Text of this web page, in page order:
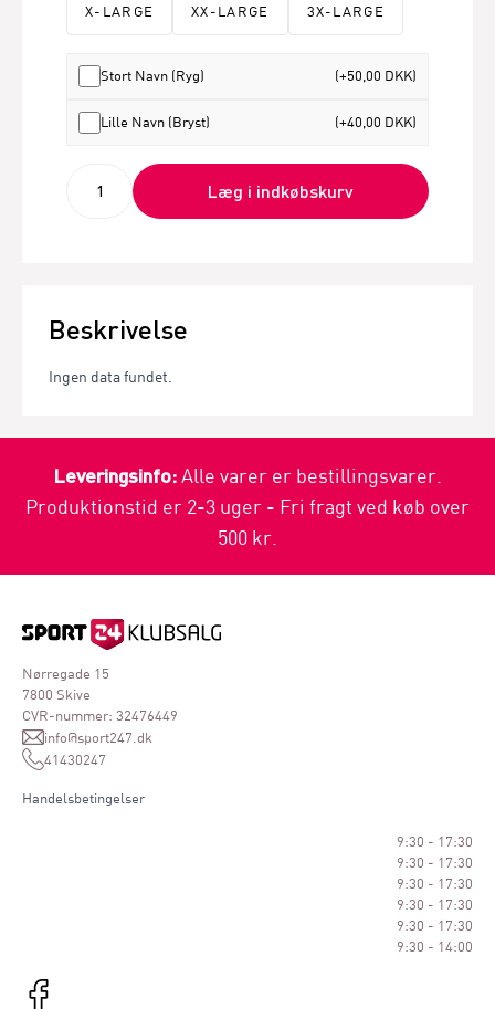
X-LARGE XX-LARGE 3X-LARGE
Stort Navn (Ryg) (+50,00 DKK)
Lille Navn (Bryst) (+40,00 DKK)
Læg i indkøbskurv
Beskrivelse
Ingen data fundet.
Leveringsinfo:Alle varer er bestillingsvarer.
Produktionstid er 2-3 uger - Fri fragt ved køb over
500 kr.
Nørregade 15
7800 Skive
CVR-nummer: 32476449
info@sport247.dk
41430247
Handelsbetingelser
9:30 - 17:30
9:30 - 17:30
9:30 - 17:30
9:30 - 17:30
9:30 - 17:30
9:30 - 14:00